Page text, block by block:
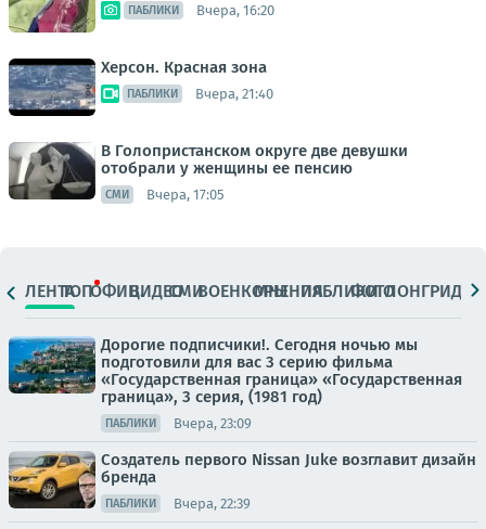
ПАБЛИКИ Вчера, 16:20
Херсон. Красная зона
ПАБЛИКИ Вчера, 21:40
В Голопристанском округе две девушки
отобрали у женщины ее пенсию
СМИ Вчера, 17:05
ЛЕНТАТОПОФИЦ.ВИДЕОСМИВОЕНКОРЫМНЕНИЯПАБЛИКИ
ФОТОЛОНГРИДЫ
Дорогие подписчики!. Сегодня ночью мы
подготовили для вас 3 серию фильма
«Государственная граница» «Государственная
граница», 3 серия, (1981 год)
ПАБЛИКИ Вчера, 23:09
Создатель первого Nissan Juke возглавит дизайн
бренда
ПАБЛИКИ Вчера, 22:39